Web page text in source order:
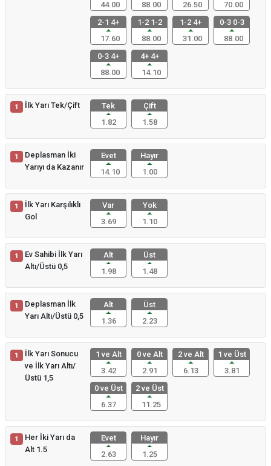
44.00
88.00
26.50
70.00
2-1 4+
17.60
1-2 1-2
88.00
1-2 4+
31.00
0-3 0-3
88.00
0-3 4+
88.00
4+ 4+
14.10
1 İlk Yarı Tek/Çift
Tek
1.82
Çift
1.58
1
Deplasman İki
Yarıyı da Kazanır
Evet
14.10
Hayır
1.00
1
İlk Yarı Karşılıklı
Gol
Var
3.69
Yok
1.10
1
Ev Sahibi İlk Yarı
Altı/Üstü 0,5
Alt
1.98
Üst
1.48
1
Deplasman İlk
Yarı Altı/Üstü 0,5
Alt
1.36
Üst
2.23
1
İlk Yarı Sonucu
ve İlk Yarı Altı/
Üstü 1,5
1 ve Alt
3.42
0 ve Alt
2.91
2 ve Alt
6.13
1 ve Üst
3.81
0 ve Üst
6.37
2 ve Üst
11.25
1
Her İki Yarı da
Alt 1.5
Evet
2.63
Hayır
1.25